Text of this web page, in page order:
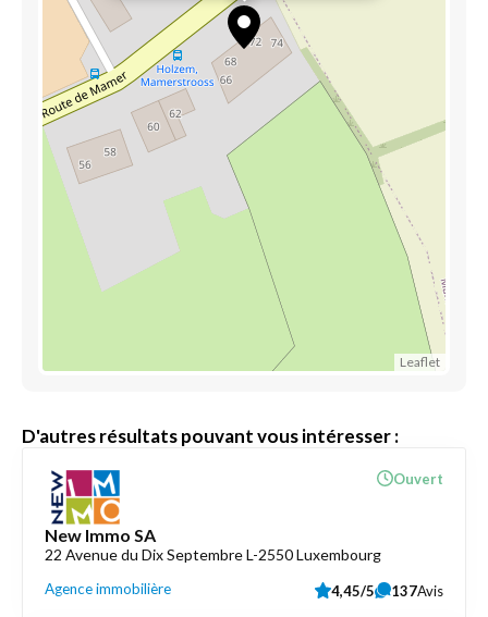
Leaflet
D'autres résultats pouvant vous intéresser :
New Immo SA
22 Avenue du Dix Septembre L-2550 Luxembourg
Agence immobilière
Ouvert
4,45/5 137Avis